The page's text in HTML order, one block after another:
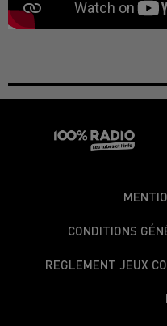
CONDITIONS
REGLEMENT JEUX